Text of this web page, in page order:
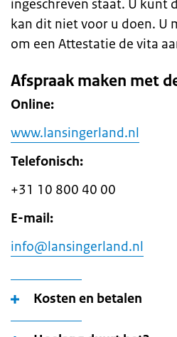
ingeschreven staat. U kunt
kan dit niet voor u doen. U
om een Attestatie de vita
Afspraak maken met
Online:
www.lansingerland.nl
Telefonisch:
+31 10 800 40 00
E-mail:
info@lansingerland.nl
Kosten en betalen